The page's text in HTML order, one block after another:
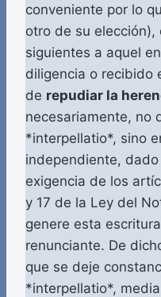
conveniente por lo
otro de su
siguientes a aquel
diligencia o recibido
de repudiar la
necesariamente, no
*interpellatio*, sino
independiente,
exigencia de los
y 17 de la Ley del
genere esta
renunciante. De
que se deje
*interpellatio*,